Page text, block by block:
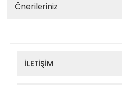
Önerileriniz
İLETİŞİM